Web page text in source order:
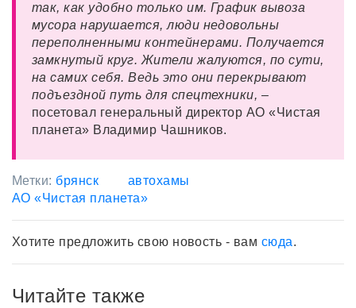
так, как удобно только им. График вывоза
мусора нарушается, люди недовольны
переполненными контейнерами. Получается
замкнутый круг. Жители жалуются, по сути,
на самих себя. Ведь это они перекрывают
подъездной путь для спецтехники, –
посетовал генеральный директор АО «Чистая
планета» Владимир Чашников.
Метки: брянск
автохамы
АО «Чистая планета»
Хотите предложить свою новость - вам сюда.
Читайте также